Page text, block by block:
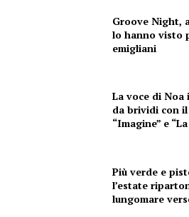
Groove Night,
lo hanno visto
emigliani
La voce di
da brividi con
“Imagine” e
Più verde e
l’estate
lungomare